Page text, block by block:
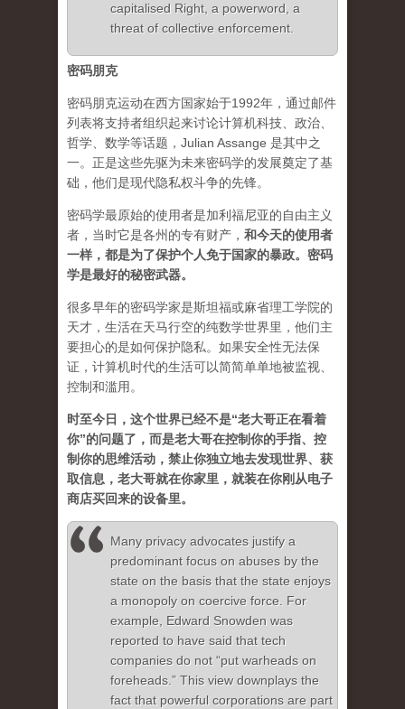
capitalised Right, a powerword, a
threat of collective enforcement.
密码朋克
密码朋克运动在西方国家始于1992年，通过邮件
列表将支持者组织起来讨论计算机科技、政治、
哲学、数学等话题，Julian Assange 是其中之
一。正是这些先驱为未来密码学的发展奠定了基
础，他们是现代隐私权斗争的先锋。
密码学最原始的使用者是加利福尼亚的自由主义
者，当时它是各州的专有财产， 和今天的使用者
一样，都是为了保护个人免于国家的暴政。密码
学是最好的秘密武器。
很多早年的密码学家是斯坦福或麻省理工学院的
天才，生活在天马行空的纯数学世界里，他们主
要担心的是如何保护隐私。如果安全性无法保
证，计算机时代的生活可以简简单单地被监视、
控制和滥用。
时至今日，这个世界已经不是“老大哥正在看着
你”的问题了，而是老大哥在控制你的手指、控
制你的思维活动，禁止你独立地去发现世界、获
取信息，老大哥就在你家里，就装在你刚从电子
商店买回来的设备里。
Many privacy advocates justify a
predominant focus on abuses by the
state on the basis that the state enjoys
a monopoly on coercive force. For
example, Edward Snowden was
reported to have said that tech
companies do not “put warheads on
foreheads.” This view downplays the
fact that powerful corporations are part